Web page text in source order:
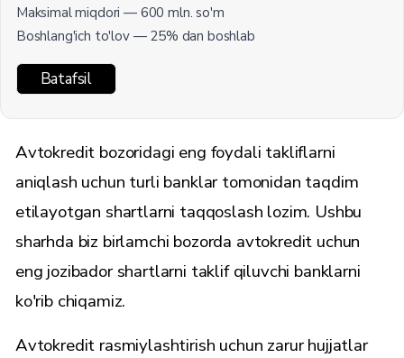
Maksimal miqdori — 600 mln. so'm
Boshlang'ich to'lov — 25% dan boshlab
Batafsil
Avtokredit bozoridagi eng foydali takliflarni
aniqlash uchun turli banklar tomonidan taqdim
etilayotgan shartlarni taqqoslash lozim. Ushbu
sharhda biz birlamchi bozorda avtokredit uchun
eng jozibador shartlarni taklif qiluvchi banklarni
ko'rib chiqamiz.
Avtokredit rasmiylashtirish uchun zarur hujjatlar